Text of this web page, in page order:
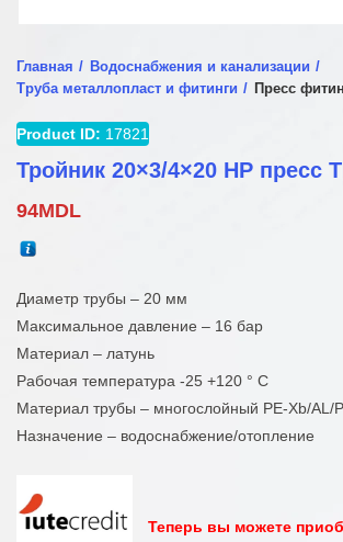
Главная
Водоснабжения и канализации
Труба металлопласт и фитинги
Пресс
Product ID: 17821
Тройник 20×3/4×20 НР пресс
94MDL
Диаметр трубы – 20 мм
Максимальное давление – 16 бар
Материал – латунь
Рабочая температура -25 +120 ° С
Материал трубы – многослойный PE-Xb/AL/
Назначение – водоснабжение/отопление
Теперь вы можете